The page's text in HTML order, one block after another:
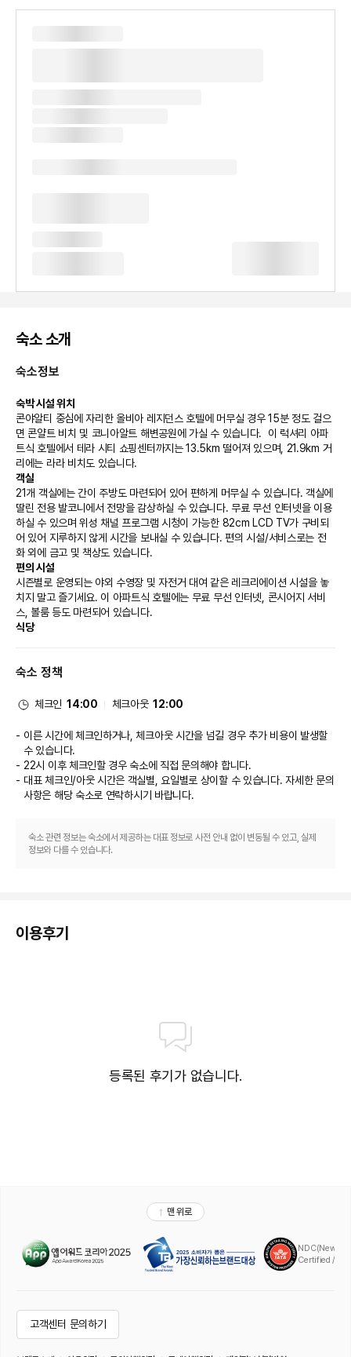
숙소 소개
숙소정보
숙박 시설 위치
콘야알티 중심에 자리한 올비아 레지던스 호텔에 머무실 경우 15분 정도 걸으
면 콘얄트 비치 및 코니아알트 해변공원에 가실 수 있습니다.  이 럭셔리 아파
트식 호텔에서 테라 시티 쇼핑센터까지는 13.5km 떨어져 있으며, 21.9km 거
리에는 라라 비치도 있습니다.
객실
21개 객실에는 간이 주방도 마련되어 있어 편하게 머무실 수 있습니다. 객실에
딸린 전용 발코니에서 전망을 감상하실 수 있습니다. 무료 무선 인터넷을 이용
하실 수 있으며 위성 채널 프로그램 시청이 가능한 82cm LCD TV가 구비되
어 있어 지루하지 않게 시간을 보내실 수 있습니다. 편의 시설/서비스로는 전
화 외에 금고 및 책상도 있습니다.
편의 시설
시즌별로 운영되는 야외 수영장 및 자전거 대여 같은 레크리에이션 시설을 놓
치지 말고 즐기세요. 이 아파트식 호텔에는 무료 무선 인터넷, 콘시어지 서비
스, 볼룸 등도 마련되어 있습니다.
식당
매일 07:00 ~ 10:00에 무료로 제공됩니다.
대표적인 편의 시설과 서비스로는 간편 체크인, 드라이클리닝/세탁 서비스,
복 공항 셔틀(24시간 운행) 서비스를 이용하실 수 있고, 시설 내에서 무료 주차
대행도 가능합니다.
숙소 정책
체크인 14:00 체크아웃 12:00
이른 시간에 체크인하거나, 체크아웃 시간을 넘길 경우 추가 비용이 발생할
수 있습니다.
22시 이후 체크인할 경우 숙소에 직접 문의해야 합니다.
대표 체크인/아웃 시간은 객실별, 요일별로 상이할 수 있습니다. 자세한 문의
사항은 해당 숙소로 연락하시기 바랍니다.
숙소 관련 정보는 숙소에서 제공하는 대표 정보로 사전 안내 없이 변동될 수 있고, 실제
정보와 다를 수 있습니다.
이용후기
등록된 후기가 없습니다.